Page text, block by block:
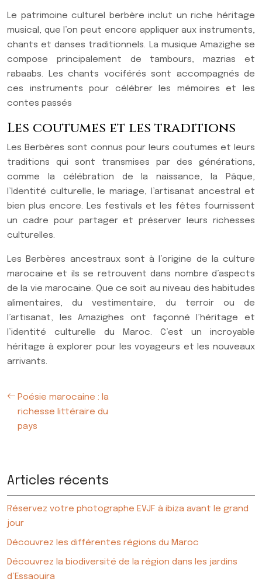
Le patrimoine culturel berbère inclut un riche héritage
musical, que l’on peut encore appliquer aux instruments,
chants et danses traditionnels. La musique Amazighe se
compose principalement de tambours, mazrias et
rabaabs. Les chants vociférés sont accompagnés de
ces instruments pour célébrer les mémoires et les
contes passés
Les coutumes et les traditions
Les Berbères sont connus pour leurs coutumes et leurs
traditions qui sont transmises par des générations,
comme la célébration de la naissance, la Pâque,
l’Identité culturelle, le mariage, l’artisanat ancestral et
bien plus encore. Les festivals et les fêtes fournissent
un cadre pour partager et préserver leurs richesses
culturelles.
Les Berbères ancestraux sont à l’origine de la culture
marocaine et ils se retrouvent dans nombre d’aspects
de la vie marocaine. Que ce soit au niveau des habitudes
alimentaires, du vestimentaire, du terroir ou de
l’artisanat, les Amazighes ont façonné l’héritage et
l’identité culturelle du Maroc. C’est un incroyable
héritage à explorer pour les voyageurs et les nouveaux
arrivants.
Poésie marocaine : la
richesse littéraire du
pays
Articles récents
Réservez votre photographe EVJF à ibiza avant le grand
jour
Découvrez les différentes régions du Maroc
Découvrez la biodiversité de la région dans les jardins
d’Essaouira